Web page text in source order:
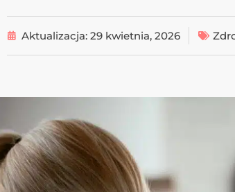
Aktualizacja: 29 kwietnia, 2026